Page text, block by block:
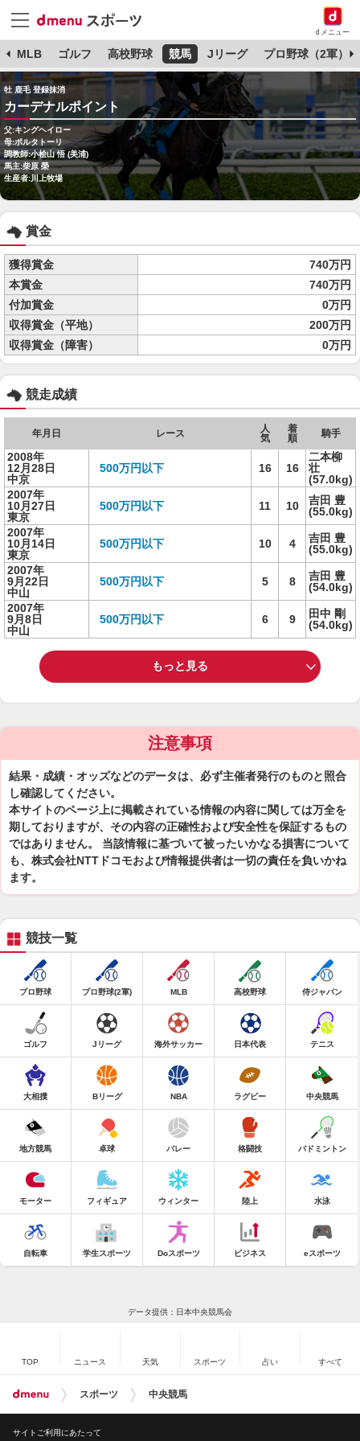
dメニュー
MLB ゴルフ 高校野球 競馬 Jリーグ プロ野球（2軍）
牡 鹿毛 登録抹消
カーデナルポイント
父:キングヘイロー
母:ポルタトーリ
調教師:小桧山 悟 (美浦)
馬主:柴原 榮
生産者:川上牧場
賞金
獲得賞金
740万円
本賞金
740万円
付加賞金
0万円
収得賞金（平地）
200万円
収得賞金（障害）
0万円
競走成績
年月日 レース
人
気
着
順
騎手
2008年
12月28日
中京
500万円以下 16 16
二本柳
壮
(57.0kg)
2007年
10月27日
東京
500万円以下 11 10
吉田 豊
(55.0kg)
2007年
10月14日
東京
500万円以下 10 4
吉田 豊
(55.0kg)
2007年
9月22日
中山
500万円以下 5 8
吉田 豊
(54.0kg)
2007年
9月8日
中山
500万円以下 6 9
田中 剛
(54.0kg)
もっと見る
注意事項
結果・成績・オッズなどのデータは、必ず主催者発行のものと照合
し確認してください。
本サイトのページ上に掲載されている情報の内容に関しては万全を
期しておりますが、その内容の正確性および安全性を保証するもの
ではありません。 当該情報に基づいて被ったいかなる損害について
も、株式会社NTTドコモおよび情報提供者は一切の責任を負いかね
ます。
競技一覧
プロ野球 プロ野球(2軍) MLB 高校野球 侍ジャパン
ゴルフ Jリーグ 海外サッカー 日本代表 テニス
大相撲 Bリーグ NBA ラグビー 中央競馬
地方競馬 卓球 バレー 格闘技 バドミントン
モーター フィギュア ウィンター 陸上 水泳
自転車 学生スポーツ Doスポーツ ビジネス eスポーツ
データ提供：日本中央競馬会
TOP ニュース 天気 スポーツ 占い すべて
スポーツ 中央競馬
サイトご利用にあたって